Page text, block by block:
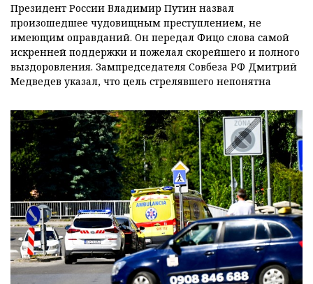
Президент России Владимир Путин назвал
произошедшее чудовищным преступлением, не
имеющим оправданий. Он передал Фицо слова самой
искренней поддержки и пожелал скорейшего и полного
выздоровления. Зампредседателя Совбеза РФ Дмитрий
Медведев указал, что цель стрелявшего непонятна